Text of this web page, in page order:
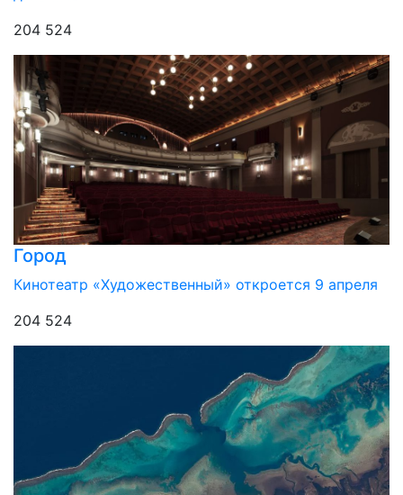
204 524
Город
Кинотеатр «Художественный» откроется 9 апреля
204 524